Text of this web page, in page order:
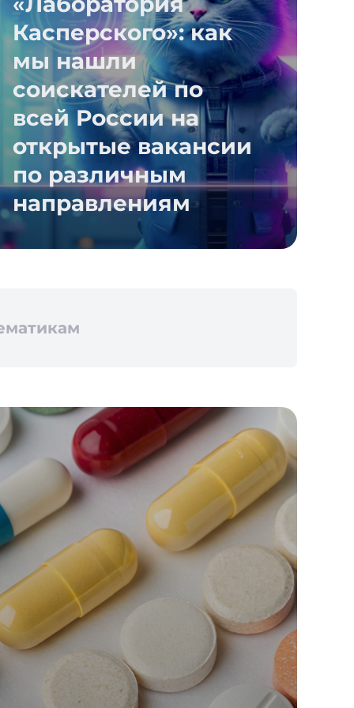
Касперского»: как
мы нашли
соискателей по
всей России на
открытые вакансии
по различным
направлениям